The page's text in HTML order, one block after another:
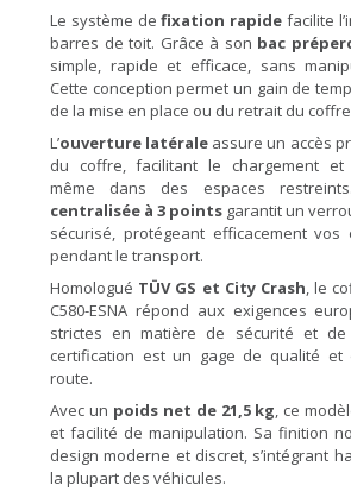
Le système defixation rapide facilite
barres de toit. Grâce à son bac
simple, rapide et efficace, sans
Cette conception permet un gain de
de la mise en place ou du retrait du
L’ouverture latérale assure un accès
du coffre, facilitant le chargement et
même dans des espaces
centralisée à 3 points garantit un
sécurisé, protégeant efficacement vos
pendant le transport.
Homologué TÜV GS et City Crash, le
C580-ESNA répond aux exigences
strictes en matière de sécurité et de
certification est un gage de qualité
route.
Avec un poids net de 21,5 kg, ce
et facilité de manipulation. Sa finition
design moderne et discret, s’intégrant
la plupart des véhicules.